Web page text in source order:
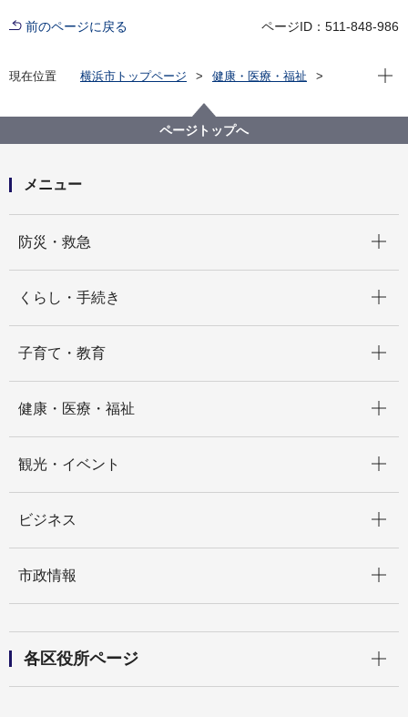
前のページに戻る ページID：511-848-986
現在位置 横浜市トップページ
健康・医療・福祉
現在
ページトップへ
メニュー
防災・救急
くらし・手続き
子育て・教育
健康・医療・福祉
観光・イベント
ビジネス
市政情報
各区役所ページ